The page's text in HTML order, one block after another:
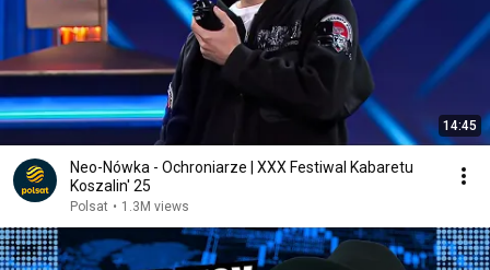
14:45
Neo-Nówka - Ochroniarze | XXX Festiwal Kabaretu
Koszalin' 25
Polsat • 1.3M views